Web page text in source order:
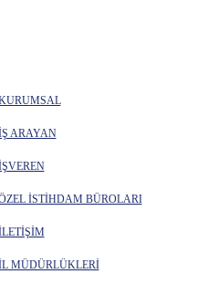
ARAYAN
İSTİHDAM BÜROLARI
MÜDÜRLÜKLERİ